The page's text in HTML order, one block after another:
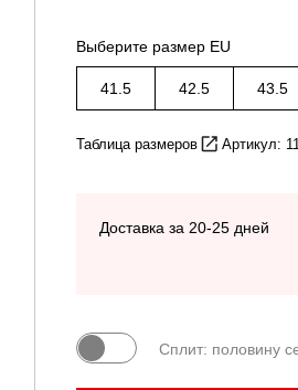
Выберите размер EU
41.5 42.5 43.5
Таблица размеров Артикул:
Доставка за 20-25 дней
Сплит: половину